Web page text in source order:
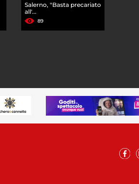
Salerno, "Basta precariato
all'...
89